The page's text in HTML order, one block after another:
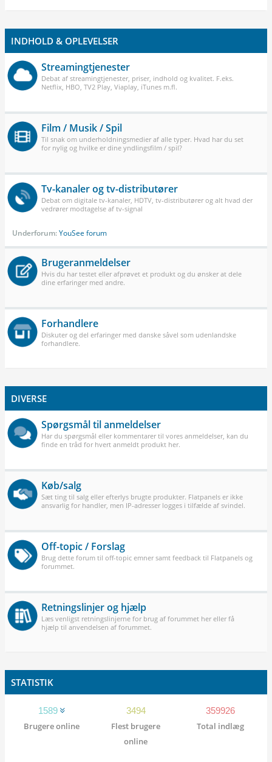
INDHOLD & OPLEVELSER
Streamingtjenester
Debat af streamingtjenester, priser, indhold og kvalitet. F.eks.
Netflix, HBO, TV2 Play, Viaplay, iTunes m.fl.
Film / Musik / Spil
Til snak om underholdningsmedier af alle typer. Hvad har du set
for nylig og hvilke er dine yndlingsfilm / spil?
Tv-kanaler og tv-distributører
Debat om digitale tv-kanaler, HDTV, tv-distributører og alt hvad der
vedrører modtagelse af tv-signal
Underforum:YouSee forum
Brugeranmeldelser
Hvis du har testet eller afprøvet et produkt og du ønsker at dele
dine erfaringer med andre.
Forhandlere
Diskuter og del erfaringer med danske såvel som udenlandske
forhandlere.
DIVERSE
Spørgsmål til anmeldelser
Har du spørgsmål eller kommentarer til vores anmeldelser, kan du
finde en tråd for hvert anmeldt produkt her.
Køb/salg
Sæt ting til salg eller efterlys brugte produkter. Flatpanels er ikke
ansvarlig for handler, men IP-adresser logges i tilfælde af svindel.
Off-topic / Forslag
Brug dette forum til off-topic emner samt feedback til Flatpanels og
forummet.
Retningslinjer og hjælp
Læs venligst retningslinjerne for brug af forummet her eller få
hjælp til anvendelsen af forummet.
STATISTIK
1589
Brugere online
3494
Flest brugere
online
359926
Total indlæg